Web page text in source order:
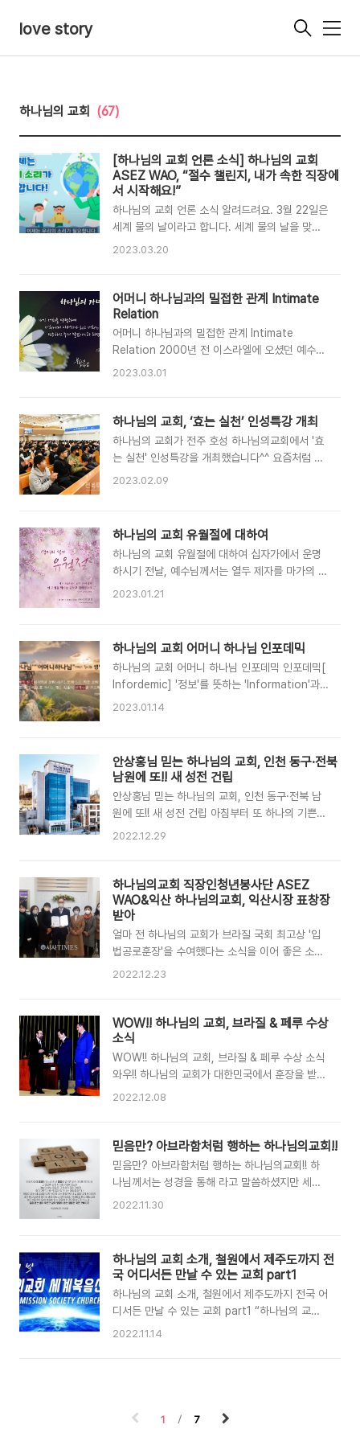
love story
메
하나님의 교회 (67)
[하나님의 교회 언론 소식] 하나님의 교회
ASEZ WAO, “절수 챌린지, 내가 속한 직장에
서 시작해요!”
하나님의 교회 언론 소식 알려드려요. 3월 22일은
세계 물의 날이라고 합니다. 세계 물의 날을 맞아
하나님의 교회 직장인청년봉사단 ASEZ WAO가
그기, 설거지통 사용하기’를 3가지 실천항목으로
정했다고 하니 집에서도 꼭 실천해야겠어요!! 이제
지구 환경 보호에도 하나님의 교회가 없으면 안되
겠죠 ㅎ 하나님의 교회 ASEZ WAO, “절수 챌린
계 물의 날’ 기념, 지구 지키기 위한 실천 앞장 3월
음선교협회(총회장 김주철 목사, 이하 하나님의 교
회) 직장인청년봉사단 ASEZ WAO가 오는 22일
부터 4월 1..
2023.03.20
어머니 하나님과의 밀접한 관계 Intimate
Relation
어머니 하나님과의 밀접한 관계 Intimate
Relation 2000년 전 이스라엘에 오셨던 예수님
께서 하나님을 ‘하늘에 계신 우리 아버지’라고 가
나님은 오직 아버지만 계신다는 뜻일까요? ‘아버
지’는 라는 호칭은 학교나 직장이 아닌 가정용(家
庭用)입니다. '아버지'라면 자녀와 자녀를 낳아준
에 가족이 존재하는 것처럼 하늘에도 천국 가족이
다. 천국 가족은 이 땅의 가족의 실체 / 어머니 하
나님 하나님께서는 눈으로 볼 수 없는 천국 가족을
쉽게 이해할 수 있도록 모..
2023.03.01
하나님의 교회, ‘효는 실천’ 인성특강 개최
하나님의 교회가 전주 호성 하나님의교회에서 '효
는 실천' 인성특강을 개최했습니다^^ 요즘처럼 패
륜적인 범죄들이 늘어나고 있는 시대에 걸맞는 교
았다고 하니 감사한 일입니다^^ 하나님의 교회,
‘효는 실천’ 인성특강 개최 학생캠프 일환, 전주권
학생·학부모 320여 명 참석 십 대의 빛나는 미래
를 응원하며 다각적으로 지원해온 하나님의교회
최해 의미 있는 겨울방학을 선물하고 있다. 전주에
서는 5일, ‘효는 실천이다’는 주제의 특강이 열렸
다. 전주호성 하나님의 교회에서 개최한..
2023.02.09
하나님의 교회 유월절에 대하여
하나님의 교회 유월절에 대하여 십자가에서 운명
하시기 전날, 예수님께서는 열두 제자를 마가의 다
락방에 모으셨습니다. 생의 마지막을 앞두고 예수
종교회의에서 폐지되어 1600여 년 동안 지켜지지
못했습니다. 그렇다면 유월절은 이대로 영영 사라
지고 마는 것일까요? "우리의 유월절 양 곧 그리스
도께서 희생이 되셨느니라 이러므로 우리가 명절
유월절 만찬 자리에서 사랑하는 제자들과 새 언약
을 세우셨습니다. "내가 고난을 받기 전에 너희와
함께 이 유월절 먹기를 원하고 원하였노..
2023.01.21
하나님의 교회 어머니 하나님 인포데믹
하나님의 교회 어머니 하나님 인포데믹 인포데믹[
Infordemic] '정보'를 뜻하는 'Information'과
'유행병'을 뜻하는 'epidemic'의 합성어.잘못된 진
서는 어머니 하나님을 섬기고 있습니다. 그런데 하
나님의 교회에 어머니 하나님이 계시고 하나님의
교회가 어머니 하나님을 믿는다고 하면 부정적인
반응을 보이는 사람들이 있습니다. 그리고 그러한
생각을 인터넷이나 SNS를 통해 여러 사람들에게
믹 가운데에서 올바른 정보, 진실을 가려낼 줄 알
아야 하지 않을까..
2023.01.14
안상홍님 믿는 하나님의 교회, 인천 동구·전북
남원에 또!! 새 성전 건립
안상홍님 믿는 하나님의 교회, 인천 동구·전북 남
원에 또!! 새 성전 건립 아침부터 또 하나의 기쁜
소식이 도착했네요^^ 인천 동구와 전북 남원에 또
회 사람들이 더 늘어났다는 증거이지요. 이렇게 기
쁜 소식으로 2022년을 마무리하게 되네요ㅎ
2023년에도 안상홍님과 어머니 하나님의 품으로
더 많은 영혼들이 나아오기를 간절히 기도합니다!!
하나님의 교회, 인천 동구·전북 남원에 새 성전 건
게 품는 교회 될 것” 지역사회 환대 속에 올해만도
교협회(총회장 김주철 목사, 이하 하나님의 교회)
가 28일 인천과 전북 지역의 새 ..
2022.12.29
하나님의교회 직장인청년봉사단 ASEZ
WAO&익산 하나님의교회, 익산시장 표창장
받아
얼마 전 하나님의 교회가 브라질 국회 최고상 '입
법공로훈장'을 수여했다는 소식을 이어 좋은 소식
이 줄을 잇네요^^ 하나님의 교회 소식을 함께 보실
“이 청년들이야말로 모든 지역사회에서 세상을 바
꿀 수 있는 영향력을 가진 사람들이다.” 지구 반대
편 아르헨티나 필라르시장이 한국에서 출범한 한
글로벌 청년봉사단체를 두고 한 말이다. 필리핀 다
채택돼 시의회를 통과했고 유럽의 국제환경단체는
심었다. 기후변화 대응 등 지구 위기 극복을 위해
세계를 무대로 발로 뛰는 이 단체는 전 세계 MZ세
대 직장인들로 구성된 하나님의교회 직장인..
2022.12.23
WOW!! 하나님의 교회, 브라질 & 페루 수상
소식
WOW!! 하나님의 교회, 브라질 & 페루 수상 소식
와우!! 하나님의 교회가 대한민국에서 훈장을 받은
사실 아시죠!! 그런데 브라질에서도 훈장을 수훈했
나님과 어머니 하나님께 배운 사랑으로 사회에 빛
과 소금의 역할을 다하고자 애쓰고 수고한 결과이
며 하나님의 교회는 앞으로도 지구촌의 행복과 평
갈 것입니다!! 기분 좋은 소식~ 함께 보실까요ㅎ
동 공로 페루서도 리마주정부 결의문 등 20여 회
나 수상 하나님의 교회가 7일 브라질 입법공로훈
장을 수훈했다. 국회의사당에서 열린 ..
2022.12.08
믿음만? 아브라함처럼 행하는 하나님의교회!!
믿음만? 아브라함처럼 행하는 하나님의교회!! 하
나님께서는 성경을 통해 라고 말씀하셨지만 세상
에는 하나님을 믿기만 해도 구원받을 수 있다!! 라
의 교회의 믿음 창 15/6 아브람이 여호와를 믿으
니 여호와께서 이를 그의 의로 여기시고 라고 하셨
지만 이 말씀을 주신 당시 아브라함은 할례받지 않
은 상태였고 창 17/14 할례를 받지 아니한 남자
곧 그 양피를 베지 아니한 자는 백성 중에서 끊어
2022.11.30
하나님의 교회 소개, 철원에서 제주도까지 전
국 어디서든 만날 수 있는 교회 part1
하나님의 교회 소개, 철원에서 제주도까지 전국 어
디서든 만날 수 있는 교회 part1 “하나님의 교회
까지 가주세요.” 성남시 분당구 인근에서 택시 기
사연이 아닙니다. 서울과 대전, 대구, 인천, 광주,
2022.11.14
1 7